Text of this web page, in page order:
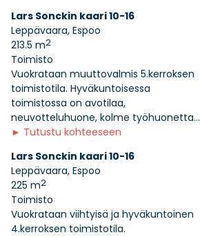
Lars Sonckin kaari 10-16
Leppävaara, Espoo
213.5 m2
Toimisto
Vuokrataan muuttovalmis 5.kerroksen
toimistotila. Hyväkuntoisessa
toimistossa on avotilaa,
neuvotteluhuone, kolme työhuonetta...
► Tutustu kohteeseen
Lars Sonckin kaari 10-16
Leppävaara, Espoo
225 m2
Toimisto
Vuokrataan viihtyisä ja hyväkuntoinen
4.kerroksen toimistotila.